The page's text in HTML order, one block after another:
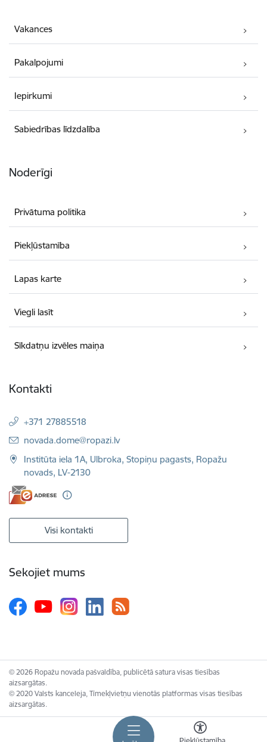
Piekļūstamība
Vakances
Pakalpojumi
Iepirkumi
Sabiedrības līdzdalība
Noderīgi
Privātuma politika
Piekļūstamība
Lapas karte
Viegli lasīt
Sīkdatņu izvēles maiņa
Kontakti
+371 27885518
E-pasts:
novada.dome@ropazi.lv
Institūta iela 1A, Ulbroka, Stopiņu pagasts, Ropažu
novads, LV-2130
Visi kontakti
Sekojiet mums
© 2026 Ropažu novada pašvaldība, publicētā satura visas tiesības
aizsargātas.
© 2020 Valsts kanceleja, Tīmekļvietņu vienotās platformas visas tiesības
aizsargātas.